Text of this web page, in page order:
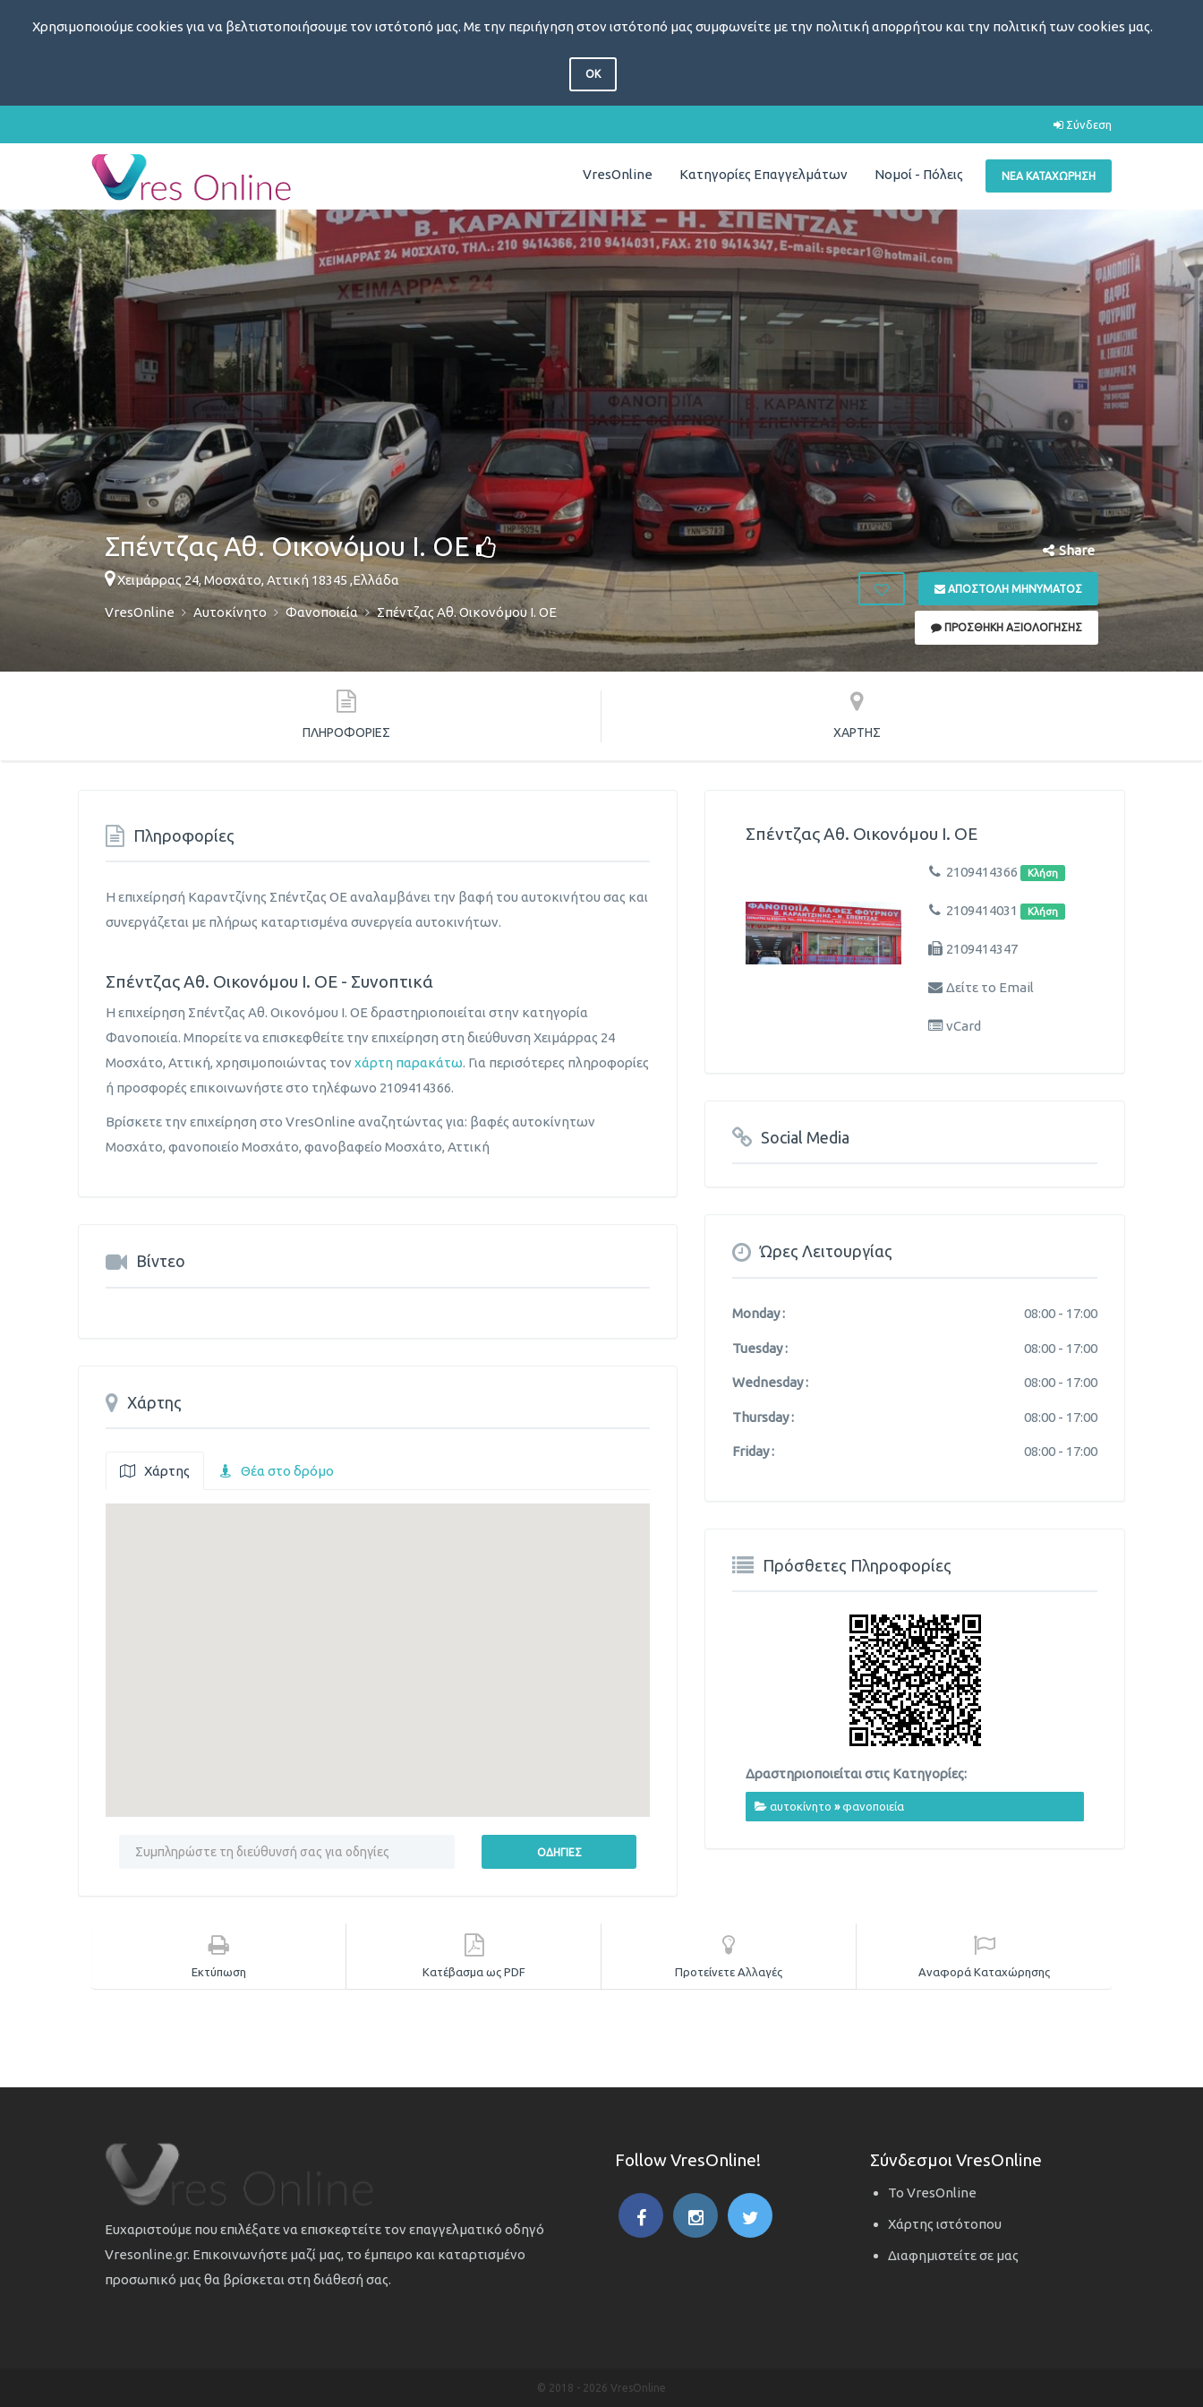
Χρησιμοποιούμε cookies για να βελτιστοποιήσουμε τον ιστότοπό μας. Με την περιήγηση στον ιστότοπό μας συμφωνείτε με την πολιτική απορρήτου και την πολιτική των cookies μας.
OK
Σύνδεση
ΝΈΑ ΚΑΤΑΧΏΡΗΣΗ
VresOnline Κατηγορίες Επαγγελμάτων Νομοί - Πόλεις
Σπέντζας Αθ. Οικονόμου Ι. ΟΕ
Χειμάρρας 24,Μοσχάτο, Αττική 18345 ,Ελλάδα
VresOnline Αυτοκίνητο Φανοποιεία Σπέντζας Αθ. Οικονόμου Ι. ΟΕ
Share
ΑΠΟΣΤΟΛΉ ΜΗΝΎΜΑΤΟΣ
ΠΡΟΣΘΉΚΗ ΑΞΙΟΛΌΓΗΣΗΣ
ΠΛΗΡΟΦΟΡΊΕΣ ΧΆΡΤΗΣ
Πληροφορίες
Η επιχείρησή Καραντζίνης Σπέντζας ΟΕ αναλαμβάνει την βαφή του αυτοκινήτου σας και
συνεργάζεται με πλήρως καταρτισμένα συνεργεία αυτοκινήτων.
Σπέντζας Αθ. Οικονόμου Ι. ΟΕ - Συνοπτικά
Η επιχείρηση Σπέντζας Αθ. Οικονόμου Ι. ΟΕ δραστηριοποιείται στην κατηγορία
Φανοποιεία. Μπορείτε να επισκεφθείτε την επιχείρηση στη διεύθυνση Χειμάρρας 24
Μοσχάτο, Αττική, χρησιμοποιώντας τον χάρτη παρακάτω. Για περισότερες πληροφορίες
ή προσφορές επικοινωνήστε στο τηλέφωνο 2109414366.
Βρίσκετε την επιχείρηση στο VresOnline αναζητώντας για: βαφές αυτοκίνητων
Μοσχάτο, φανοποιείο Μοσχάτο, φανοβαφείο Μοσχάτο, Αττική
Βίντεο
Χάρτης
Χάρτης Θέα στο δρόμο
Σπέντζας Αθ. Οικονόμου Ι. ΟΕ
2109414366 Κλήση
2109414031 Κλήση
2109414347
Δείτε το Email
vCard
Social Media
Ώρες Λειτουργίας
Monday : 08:00 - 17:00
Tuesday : 08:00 - 17:00
Wednesday : 08:00 - 17:00
Thursday : 08:00 - 17:00
Friday : 08:00 - 17:00
Πρόσθετες Πληροφορίες
Δραστηριοποιείται στις Κατηγορίες:
αυτοκίνητο »φανοποιεία
Εκτύπωση Κατέβασμα ως PDF Προτείνετε Αλλαγές Αναφορά Καταχώρησης
Ευχαριστούμε που επιλέξατε να επισκεφτείτε τον επαγγελματικό οδηγό
Vresonline.gr. Επικοινωνήστε μαζί μας, το έμπειρο και καταρτισμένο
προσωπικό μας θα βρίσκεται στη διάθεσή σας.
Follow VresOnline! Σύνδεσμοι VresOnline
Το VresOnline
Χάρτης ιστότοπου
Διαφημιστείτε σε μας
© 2018 - 2026 VresOnline